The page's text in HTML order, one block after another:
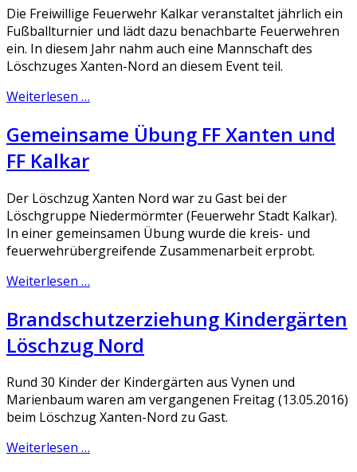
Die Freiwillige Feuerwehr Kalkar veranstaltet jährlich ein
Fußballturnier und lädt dazu benachbarte Feuerwehren
ein. In diesem Jahr nahm auch eine Mannschaft des
Löschzuges Xanten-Nord an diesem Event teil.
Weiterlesen …
Gemeinsame Übung FF Xanten und
FF Kalkar
Der Löschzug Xanten Nord war zu Gast bei der
Löschgruppe Niedermörmter (Feuerwehr Stadt Kalkar).
In einer gemeinsamen Übung wurde die kreis- und
feuerwehrübergreifende Zusammenarbeit erprobt.
Weiterlesen …
Brandschutzerziehung Kindergärten
Löschzug Nord
Rund 30 Kinder der Kindergärten aus Vynen und
Marienbaum waren am vergangenen Freitag (13.05.2016)
beim Löschzug Xanten-Nord zu Gast.
Weiterlesen …